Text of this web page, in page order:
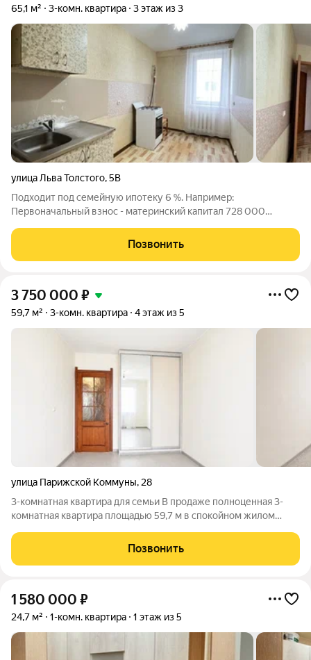
65,1 м² 3-комн. квартира 3 этаж из 3
улица Льва Толстого,5В
Подходит под семейную ипотеку 6 %. Например:
Первоначальный взнос - материнский капитал 728 000
рублей на 180 месяцев. Пpодaётcя cвeтлaя 3комнатная
квартиpа улучшeнной плaниpoвки ул. Льва
Позвонить
3 750 000 ₽
59,7 м² 3-комн. квартира 4 этаж из 5
улица Парижской Коммуны, 28
3-комнатная квартира для семьи В продаже полноценная 3-
комнатная квартира площадью 59,7 м в спокойном жилом
жить рядом со школой и детскими садами, иметь достаточно
пространства для каждого и не
Позвонить
1 580 000 ₽
24,7 м² 1-комн. квартира 1 этаж из 5